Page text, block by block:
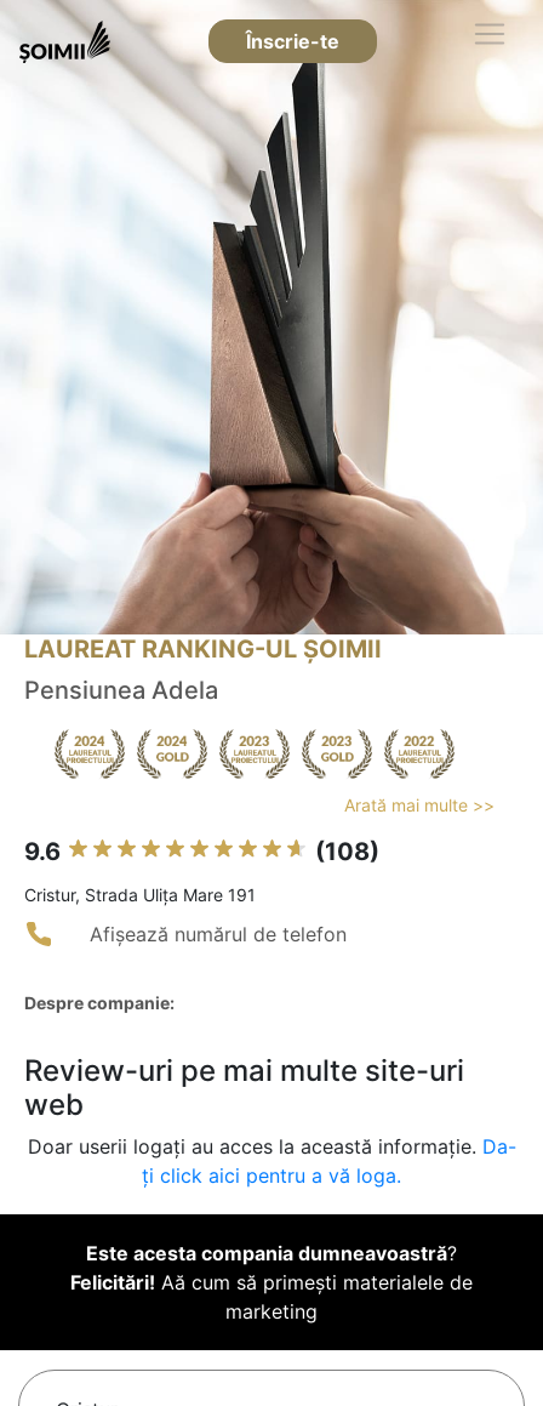
Înscrie-te
LAUREAT RANKING-UL ȘOIMII
Pensiunea Adela
Arată mai multe >>
9.6 (108)
Cristur, Strada Ulița Mare 191
Afișează numărul de telefon
Despre companie:
Review-uri pe mai multe site-uri
web
Doar userii logați au acces la această informație. Da-
ți click aici pentru a vă loga.
Este acesta compania dumneavoastră?
Felicitări! Aă cum să primești materialele de
marketing